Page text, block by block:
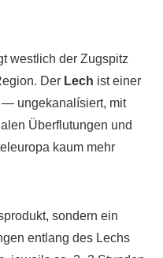
westlich der Zugspitz
Der Lech ist einer
— ungekanalísiert, mit
Überflutungen und
kaum mehr
sondern ein
entlang des Lechs